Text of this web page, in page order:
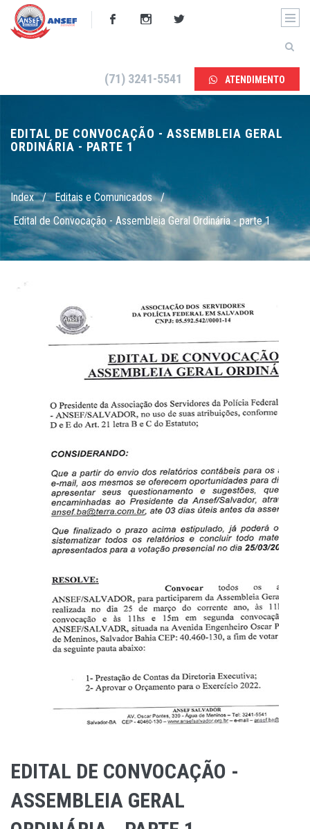
(71) 3241-5541 ATENDIMENTO
EDITAL DE CONVOCAÇÃO - ASSEMBLEIA GERAL
ORDINÁRIA - PARTE 1
Index / Editais e Comunicados
/
Edital de Convocação - Assembleia Geral Ordinária - parte 1
EDITAL DE CONVOCAÇÃO -
ASSEMBLEIA GERAL